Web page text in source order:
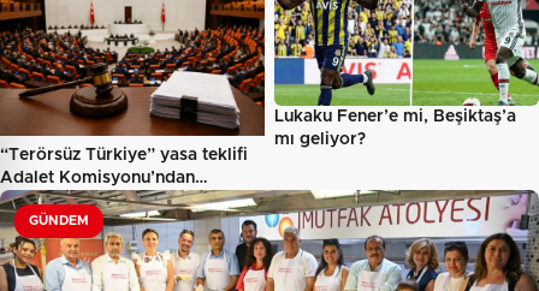
“Terörsüz Türkiye” yasa teklifi
Adalet Komisyonu’ndan…
Lukaku Fener’e mi, Beşiktaş’a
mı geliyor?
GÜNDEM